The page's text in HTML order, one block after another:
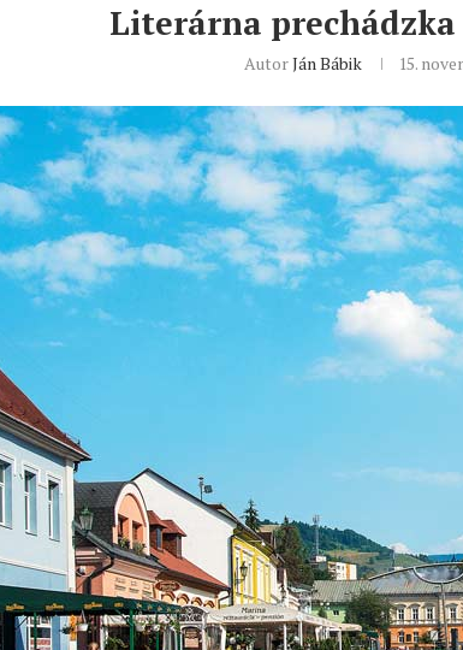
Literárna
AutorJán Bábik 15.